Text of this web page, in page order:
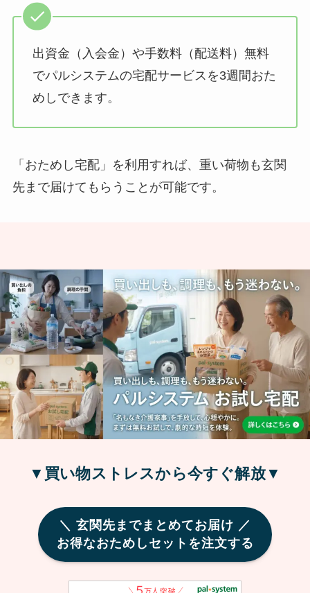
出資金（入会金）や手数料（配送料）無料
でパルシステムの宅配サービスを3週間おた
めしできます。
「おためし宅配」を利用すれば、重い荷物も玄関
先まで届けてもらうことが可能です。
▼買い物ストレスから今すぐ解放▼
＼ 玄関先までまとめてお届け ／
お得なおためしセットを注文する